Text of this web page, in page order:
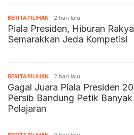
BERITA PILIHAN 2 hari lalu
Piala Presiden, Hiburan
Semarakkan Jeda Kompetisi
BERITA PILIHAN 2 hari lalu
Gagal Juara Piala Presiden
Persib Bandung Petik Banyak
Pelajaran